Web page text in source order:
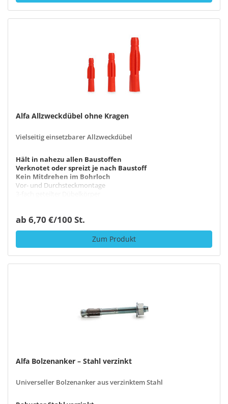
Alfa Allzweckdübel ohne Kragen
Vielseitig einsetzbarer Allzweckdübel
Hält in nahezu allen Baustoffen
Verknotet oder spreizt je nach Baustoff
Kein Mitdrehen im Bohrloch
Vor- und Durchsteckmontage
ab 6,70 €/100 St.
Zum Produkt
Alfa Bolzenanker – Stahl verzinkt
Universeller Bolzenanker aus verzinktem Stahl